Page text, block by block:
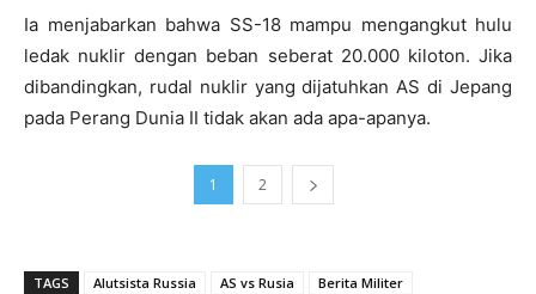
Ia menjabarkan bahwa SS-18 mampu mengangkut hulu
ledak nuklir dengan beban seberat 20.000 kiloton. Jika
dibandingkan, rudal nuklir yang dijatuhkan AS di Jepang
pada Perang Dunia II tidak akan ada apa-apanya.
1 2
TAGS Alutsista Russia AS vs Rusia
Berita Militer